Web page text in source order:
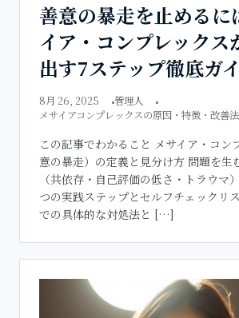
善意の暴走を止めるに
イア・コンプレックス
出す7ステップ徹底ガ
8月 26, 2025
管理人
メサイアコンプレックスの原因・特徴・改善法
この記事でわかること メサイア・コン
意の暴走）の定義と見分け方 問題を生
（共依存・自己評価の低さ・トラウマ
つの実践ステップとセルフチェックリ
での具体的な対処法と […]